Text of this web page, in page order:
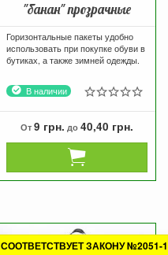
"банан" прозрачные
Горизонтальные пакеты удобно
использовать при покупке обуви в
бутиках, а также зимней одежды.
В наличии
От 9 грн. до 40,40 грн.
СООТВЕТСТВУЕТ ЗАКОНУ №2051-1